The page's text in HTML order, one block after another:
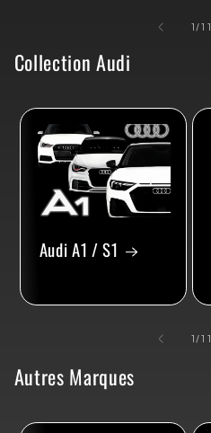
1 /de
11
Collection Audi
Audi A1 / S1
1 /de
11
Autres Marques